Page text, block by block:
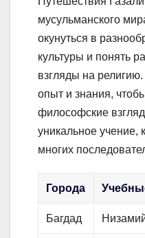
мусульманского
окунуться в
культуры и понять
взгляды на
опыт и знания,
философские
уникальное учение,
многих
Города
Багдад